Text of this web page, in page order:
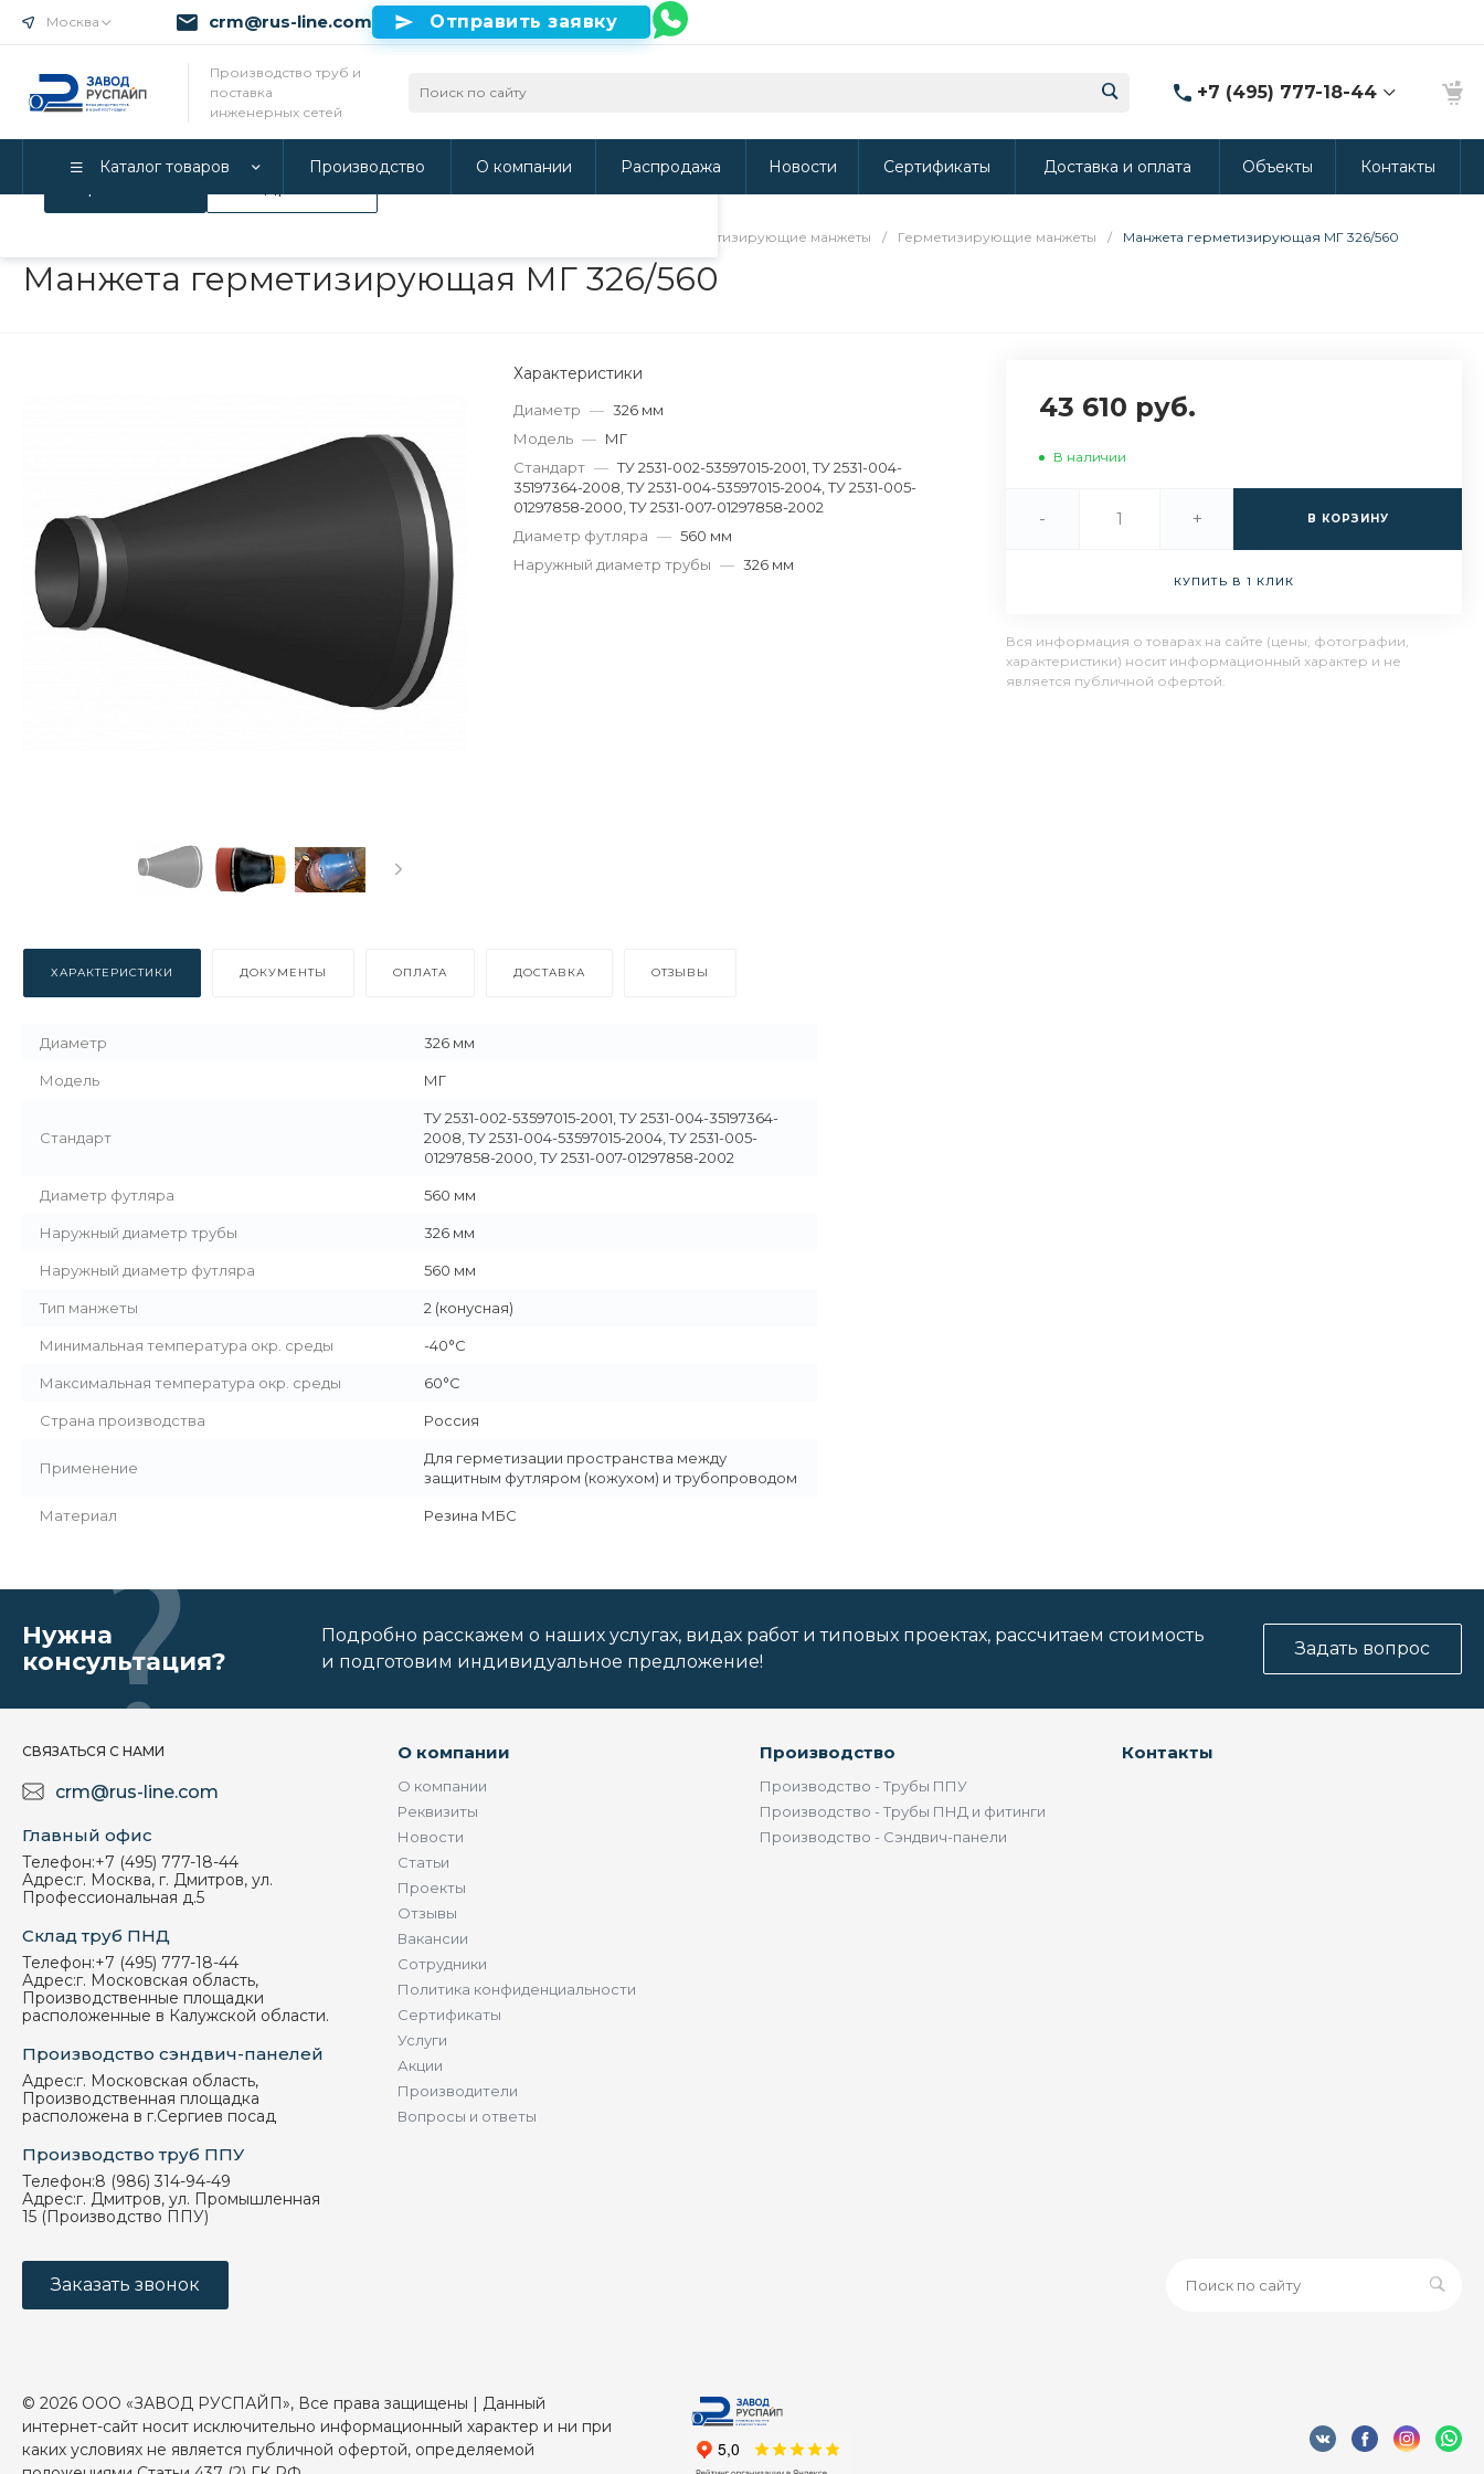
Мы используем Cookie. Если вы продолжаете использовать наш сайт, то
Политикой конфиденциальности
Москва crm@rus-line.com Отправить заявку
Производство труб и
поставка
инженерных сетей
+7 (495) 777-18-44
8 (986) 314-94-49
Промышленная 15
8:30-20:00
Каталог товаров Производство О компании Распродажа Новости Сертификаты Доставка и оплата Объекты Контакты
Опорно-направляющие кольца и герметизирующие манжеты / Герметизирующие манжеты / Манжета герметизирующая МГ 326/560
Манжета герметизирующая МГ 326/560
Характеристики
Диаметр — 326 мм
Модель — МГ
Стандарт — ТУ 2531-002-53597015-2001, ТУ 2531-004-
35197364-2008, ТУ 2531-004-53597015-2004, ТУ 2531-005-
01297858-2000, ТУ 2531-007-01297858-2002
Диаметр футляра — 560 мм
Наружный диаметр трубы — 326 мм
43 610 руб.
В наличии
- + В КОРЗИНУ
КУПИТЬ В 1 КЛИК
Вся информация о товарах на сайте (цены, фотографии,
характеристики) носит информационный характер и не
является публичной офертой.
ХАРАКТЕРИСТИКИ ДОКУМЕНТЫ ОПЛАТА ДОСТАВКА ОТЗЫВЫ
Диаметр 326 мм
Модель МГ
Стандарт
ТУ 2531-002-53597015-2001, ТУ 2531-004-35197364-
2008, ТУ 2531-004-53597015-2004, ТУ 2531-005-
01297858-2000, ТУ 2531-007-01297858-2002
Диаметр футляра 560 мм
Наружный диаметр трубы 326 мм
Наружный диаметр футляра 560 мм
Тип манжеты 2 (конусная)
Минимальная температура окр. среды -40°C
Максимальная температура окр. среды 60°C
Страна производства Россия
Применение
Для герметизации пространства между
защитным футляром (кожухом) и трубопроводом
Материал Резина МБС
Нужна
консультация?
Подробно расскажем о наших услугах, видах работ и типовых проектах, рассчитаем стоимость
и подготовим индивидуальное предложение!
Задать вопрос
СВЯЗАТЬСЯ С НАМИ
crm@rus-line.com
Главный офис
Телефон:+7 (495) 777-18-44
Адрес:г. Москва, г. Дмитров, ул.
Профессиональная д.5
Склад труб ПНД
Телефон:+7 (495) 777-18-44
Адрес:г. Московская область,
Производственные площадки
расположенные в Калужской области.
Производство сэндвич-панелей
Адрес:г. Московская область,
Производственная площадка
расположена в г.Сергиев посад
Производство труб ППУ
Телефон:8 (986) 314-94-49
Адрес:г. Дмитров, ул. Промышленная
15 (Производство ППУ)
О компании
О компании
Реквизиты
Новости
Статьи
Проекты
Отзывы
Вакансии
Сотрудники
Политика конфиденциальности
Сертификаты
Услуги
Акции
Производители
Вопросы и ответы
Производство
Производство - Трубы ППУ
Производство - Трубы ПНД и фитинги
Производство - Сэндвич-панели
Контакты
Заказать звонок
© 2026 ООО «ЗАВОД РУСПАЙП», Все права защищены | Данный
интернет-сайт носит исключительно информационный характер и ни при
каких условиях не является публичной офертой, определяемой